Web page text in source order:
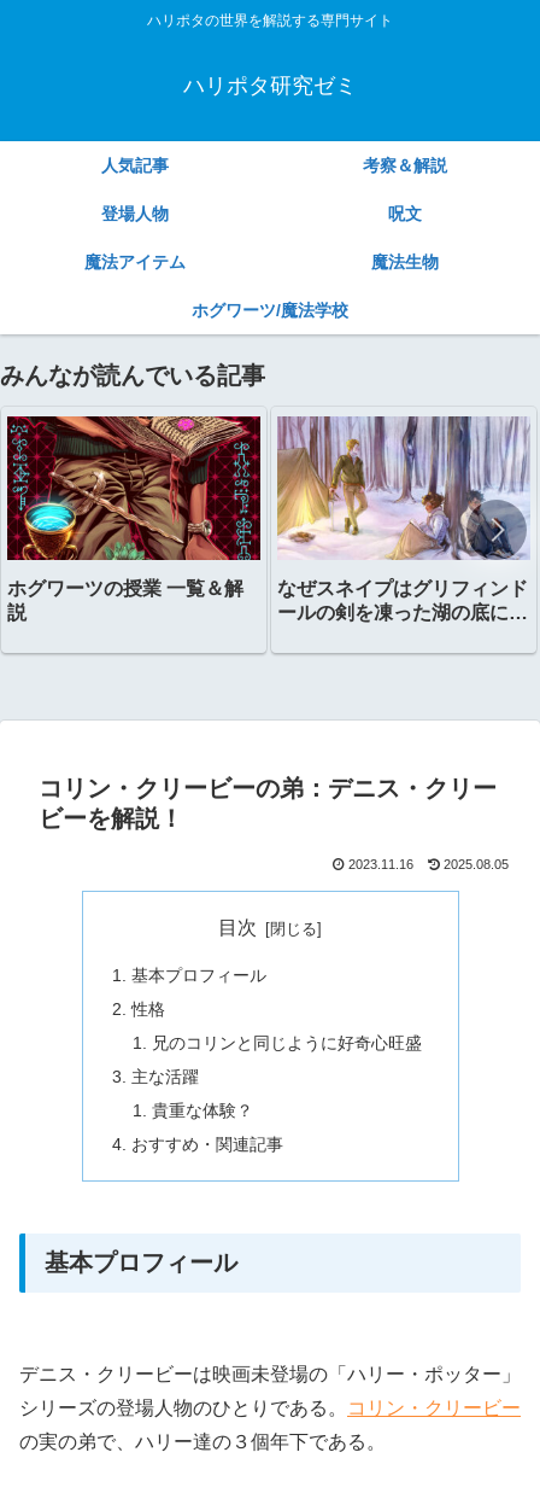
ハリポタの世界を解説する専門サイト
ハリポタ研究ゼミ
人気記事 考察＆解説
登場人物 呪文
魔法アイテム 魔法生物
ホグワーツ/魔法学校
みんなが読んでいる記事
ホグワーツの授業 一覧＆解
説
なぜスネイプはグリフィンド
ールの剣を凍った湖の底に置
コリン・クリービーの弟：デニス・クリー
ビーを解説！
2023.11.16 2025.08.05
目次
基本プロフィール
性格
兄のコリンと同じように好奇心旺盛
主な活躍
貴重な体験？
おすすめ・関連記事
基本プロフィール
デニス・クリービーは映画未登場の「ハリー・ポッター」
シリーズの登場人物のひとりである。
コリン・クリービー
の実の弟で、ハリー達の３個年下である。